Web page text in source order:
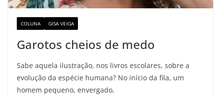
COLUNA GISA VEIGA
Garotos cheios de medo
Sabe aquela ilustração, nos livros escolares, sobre a
evolução da espécie humana? No início da fila, um
homem pequeno, envergado,